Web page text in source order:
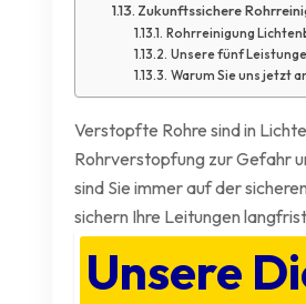
Zukunftssichere
Rohrreinigung
Unsere fünf
Warum Sie uns jetzt
Verstopfte Rohre sind in
Rohrverstopfung zur Gefahr
sind Sie immer auf der
sichern Ihre Leitungen
Unsere